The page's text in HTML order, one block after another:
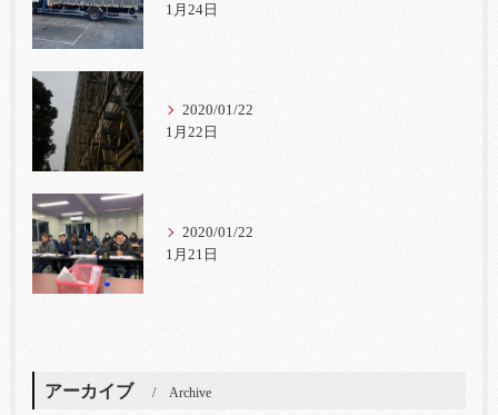
1月24日
2020/01/22
1月22日
2020/01/22
1月21日
アーカイブ Archive